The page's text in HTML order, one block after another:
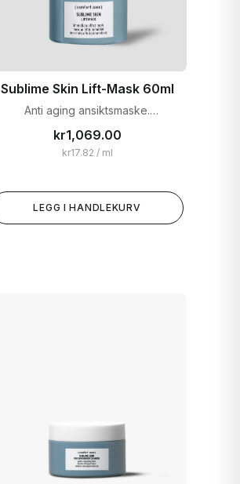
Sublime Skin Lift-Mask 60ml
Anti aging ansiktsmaske.
maske som synlig redefinerer
ansiktets og halsens konturer.
kr1,069.00
kr17.82 / ml
LEGG I HANDLEKURV